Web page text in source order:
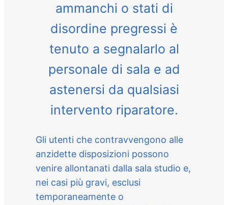
ammanchi o stati di
disordine pregressi è
tenuto a segnalarlo al
personale di sala e ad
astenersi da qualsiasi
intervento riparatore.
Gli utenti che contravvengono alle
anzidette disposizioni possono
venire allontanati dalla sala studio e,
nei casi più gravi, esclusi
temporaneamente o